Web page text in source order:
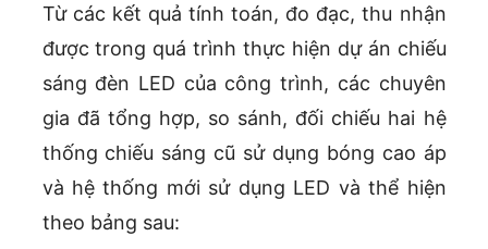
Từ các kết quả tính toán, đo đạc, thu nhận
được trong quá trình thực hiện dự án chiếu
sáng đèn LED của công trình, các chuyên
gia đã tổng hợp, so sánh, đối chiếu hai hệ
thống chiếu sáng cũ sử dụng bóng cao áp
và hệ thống mới sử dụng LED và thể hiện
theo bảng sau: